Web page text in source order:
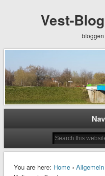
Vest-
bloggen
You are here: Home› Allgemein